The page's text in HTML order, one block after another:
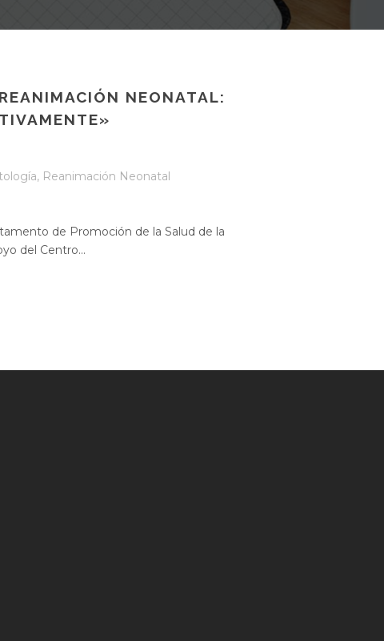
NEONATAL:
, Reanimación Neonatal
de Promoción de la Salud de la
del Centro...